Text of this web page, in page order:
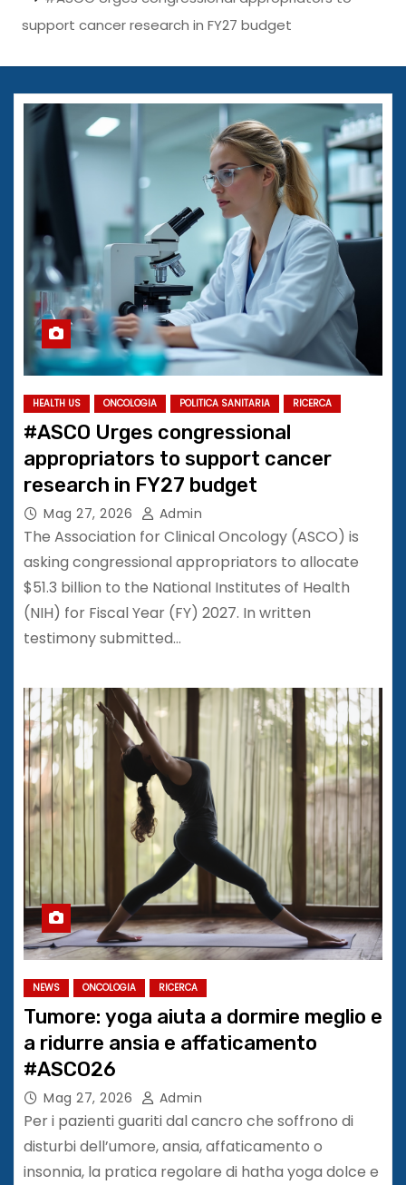
support cancer research in FY27 budget
HEALTH US ONCOLOGIA POLITICA SANITARIA RICERCA
#ASCO Urges congressional
appropriators to support cancer
research in FY27 budget
Mag 27, 2026 Admin
The Association for Clinical Oncology (ASCO) is
asking congressional appropriators to allocate
$51.3 billion to the National Institutes of Health
(NIH) for Fiscal Year (FY) 2027. In written
testimony submitted…
NEWS ONCOLOGIA RICERCA
Tumore: yoga aiuta a dormire meglio e
a ridurre ansia e affaticamento
#ASCO26
Mag 27, 2026 Admin
Per i pazienti guariti dal cancro che soffrono di
disturbi dell’umore, ansia, affaticamento o
insonnia, la pratica regolare di hatha yoga dolce e